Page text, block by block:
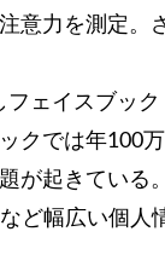
意力を測定。
フェイスブッ
クでは年100
が起きている
ど幅広い個人